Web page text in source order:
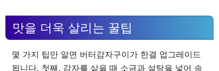
맛을 더욱 살리는 꿀팁
몇 가지 팁만 알면 버터감자구이가 한결 업그레이드
됩니다. 첫째, 감자를 삶을 때 소금과 설탕을 넣어 속